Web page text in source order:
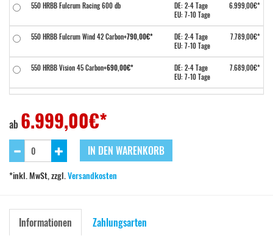
550 HRBB Fulcrum Racing 600 db
DE: 2-4 Tage
EU: 7-10 Tage
6.999,00€*
550 HRBB Fulcrum Wind 42 Carbon+790,00€*
DE: 2-4 Tage
EU: 7-10 Tage
7.789,00€*
550 HRBB Vision 45 Carbon+690,00€*
DE: 2-4 Tage
EU: 7-10 Tage
7.689,00€*
530 HRBB Fulcrum Wind 42 Carbon
530 HRBB Vision 45 Carbon+690,00€*
510 HRBB Fulcrum Wind 42 Carbon +790,00€*
ab 6.999,00€*
IN DEN WARENKORB
*inkl. MwSt, zzgl.Versandkosten
Informationen
Zahlungsarten